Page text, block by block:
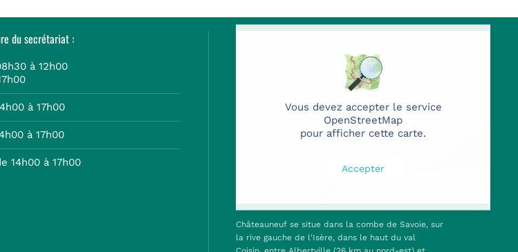
du secrétariat :
à 12h00
à 17h00
à 17h00
14h00 à 17h00
Vous devez accepter le service
OpenStreetMap
pour afficher cette carte.
Accepter
Châteauneuf se situe dans la combe de Savoie, sur
la rive gauche de l'Isère, dans le haut du val